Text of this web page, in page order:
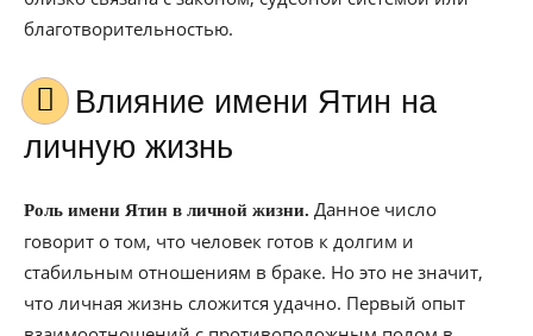
благотворительностью.
Влияние имени Ятин на
личную жизнь
Роль имени Ятин в личной жизни. Данное число
говорит о том, что человек готов к долгим и
стабильным отношениям в браке. Но это не значит,
что личная жизнь сложится удачно. Первый опыт